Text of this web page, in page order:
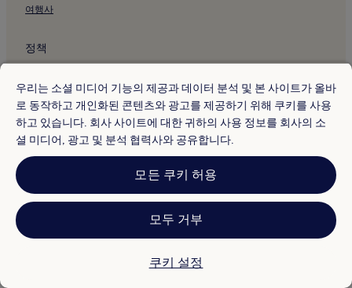
칼리마의 주차 가능 호텔
칼리마의 저렴한 호텔
칼리마 호수 근처 수영장이 있는 호텔
Caña Aquapark의 카냐 아쿠아파크 근처 호텔
가토 데 테하다 기념비 근처 호텔
호르헤 이삭스 극장 근처 호텔
칼리의 주차 가능 호텔
칼리의 피트니스 센터가 있는 호텔
여행사
정책
개인정보 보호
쿠키
콘텐츠 지침 및 신고
채용
우리는 소셜 미디어 기능의 제공과 데이터 분석 및 본 사이트가 올바
로 동작하고 개인화된 콘텐츠와 광고를 제공하기 위해 쿠키를 사용
하고 있습니다. 회사 사이트에 대한 귀하의 사용 정보를 회사의 소
셜 미디어, 광고 및 분석 협력사와 공유합니다.
모든 쿠키 허용
모두 거부
쿠키 설정